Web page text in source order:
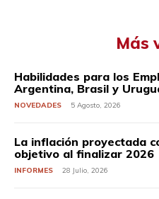
Más
Habilidades para los
Argentina, Brasil y
NOVEDADES 5 Agosto, 2026
La inflación proyectada
objetivo al finalizar 2026
INFORMES 28 Julio, 2026